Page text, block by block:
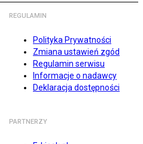
REGULAMIN
Polityka Prywatności
Zmiana ustawień zgód
Regulamin serwisu
Informacje o nadawcy
Deklaracja dostępności
PARTNERZY